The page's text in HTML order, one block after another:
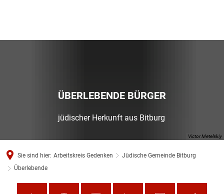
Victor Metelskiy
ÜBERLEBENDE BÜRGER
jüdischer Herkunft aus Bitburg
Sie sind hier: Arbeitskreis Gedenken
Jüdische Gemeinde Bitburg
Überlebende